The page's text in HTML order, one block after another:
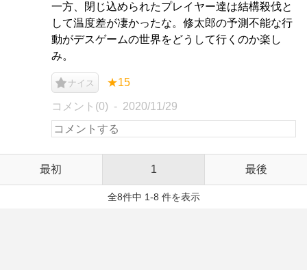
一方、閉じ込められたプレイヤー達は結構殺伐と
して温度差が凄かったな。修太郎の予測不能な行
動がデスゲームの世界をどうして行くのか楽し
み。
ナイス ★15
コメント(0) 2020/11/29
最初 1 最後
全8件中 1-8 件を表示